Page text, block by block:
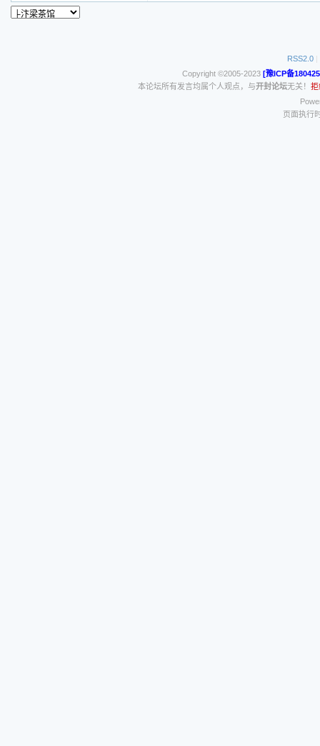
RSS2.0 |
Copyright ©2005-2023 [豫ICP备
本论坛所有发言均属个人观点，与开封论坛无关！ 拒
页面执行